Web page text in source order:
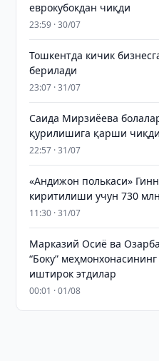
еврокубокдан чиқди
23:59 · 30/07
Тошкентда кичик
берилади
23:07 · 31/07
Саида Мирзиёева
қурилишига қарши чиқди
22:57 · 31/07
«Андижон полькаси»
киритилиши учун 730
11:30 · 31/07
Марказий Осиё ва
“Боку”
иштирок этдилар
00:01 · 01/08